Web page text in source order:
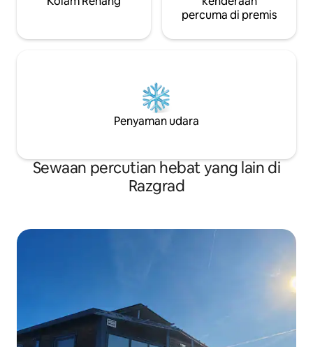
percuma di premis
Penyaman udara
Sewaan percutian hebat yang lain di
Razgrad